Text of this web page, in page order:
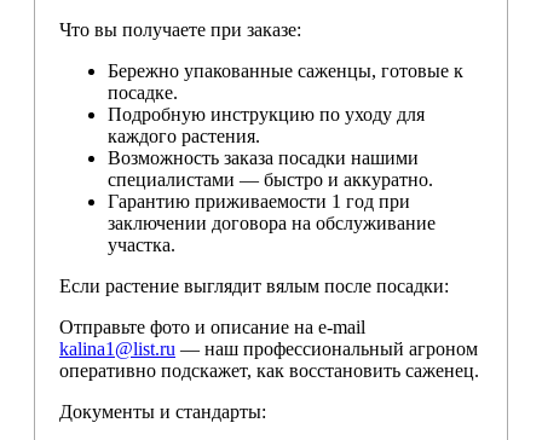
Что вы получаете при заказе:
Бережно упакованные саженцы, готовые к
посадке.
Подробную инструкцию по уходу для
каждого растения.
Возможность заказа посадки нашими
специалистами — быстро и аккуратно.
Гарантию приживаемости 1 год при
заключении договора на обслуживание
участка.
Если растение выглядит вялым после посадки:
Отправьте фото и описание на e-mail
kalina1@list.ru — наш профессиональный агроном
оперативно подскажет, как восстановить саженец.
Документы и стандарты: